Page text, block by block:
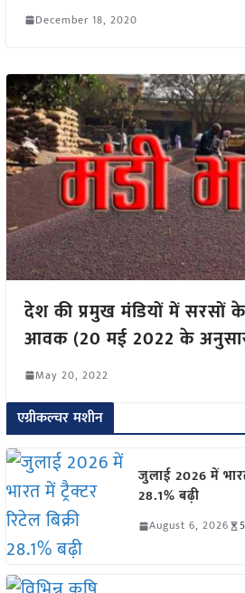
December 18, 2020
देश की प्रमुख मंडियों में सरसों
आवक (20 मई 2022 के
May 20, 2022
एग्रीकल्चर मशीन
जुलाई 2026 में
28.1% बढ़ी
August 6, 2026